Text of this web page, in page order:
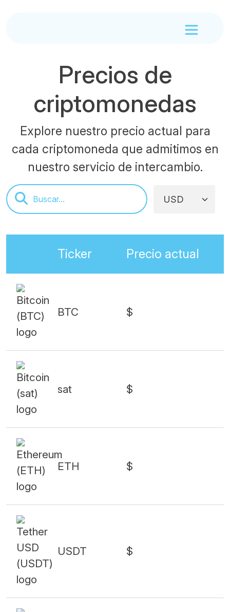
Precios de
criptomonedas
Explore nuestro precio actual para
cada criptomoneda que admitimos en
nuestro servicio de intercambio.
Ticker Precio actual
BTC $
sat $
ETH $
USDT $